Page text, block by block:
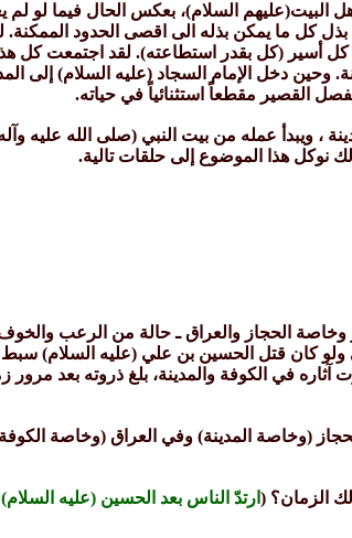
السلام)، بعكس الحال فيما لو
كل ما يمكن بذله الى اقصى الحدود الممكنة.
أسير (كل بقدر استطاعته). لقد اجتمعت كل
وحين دخل الإمام السجاد (عليه السلام) إلى
القصير مقطعاً استثنائياً في حياته.
، ويبدأ عمله من بيت النبي (صلى الله عليه
نوكل هذا الموضوع إلى حلقات تالية.
الحجاز والعراق ـ حالة من الرعب والخوف
ولو كان قتل الحسين بن علي (عليه السلام)
آثاره في الكوفة والمدينة، بلغ ذروته بعد
(وخاصة المدينة) وفي العراق (وخاصة
الزمان؟ ( ارتدّ الناس بعد الحسين (عليه السلام)